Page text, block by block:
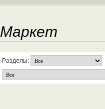
Маркет
Разделы: